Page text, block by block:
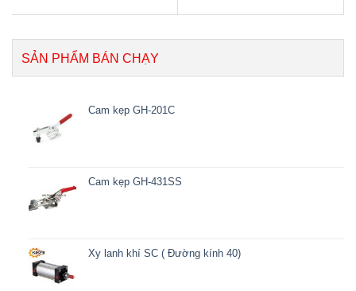
SẢN PHẨM BÁN CHẠY
Cam kẹp GH-201C
Cam kẹp GH-431SS
Xy lanh khí SC ( Đường kính 40)